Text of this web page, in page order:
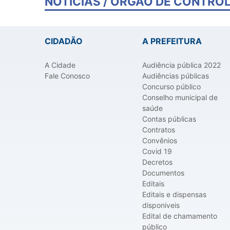
CIDADÃO
A Cidade
Fale Conosco
A PREFEITURA
Audiência pública 2022
Audiências públicas
Concurso público
Conselho municipal de
saúde
Contas públicas
Contratos
Convênios
Covid 19
Decretos
Documentos
Editais
Editais e dispensas
disponiveis
Edital de chamamento
público